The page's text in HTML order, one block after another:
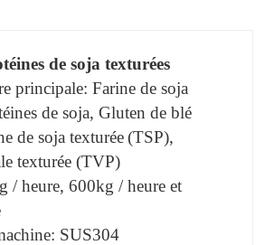
de soja texturées
principale: Farine de soja
de soja, Gluten de blé
de soja texturée(TSP),
texturée (TVP)
/ heure, 600kg / heure et
SUS304